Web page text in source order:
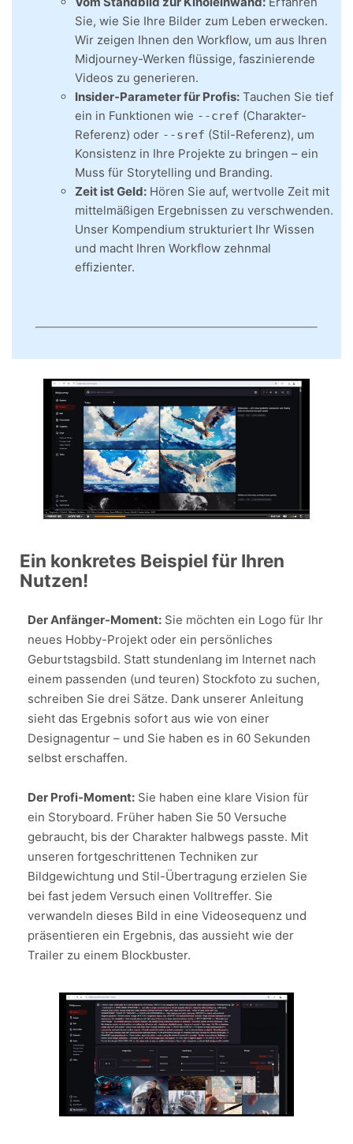
Sie, wie Sie Ihre Bilder zum Leben erwecken.
Wir zeigen Ihnen den Workflow, um aus Ihren
Midjourney-Werken flüssige, faszinierende
Videos zu generieren.
Insider-Parameter für Profis: Tauchen Sie tief
ein in Funktionen wie --cref (Charakter-
Referenz) oder --sref (Stil-Referenz), um
Konsistenz in Ihre Projekte zu bringen – ein
Muss für Storytelling und Branding.
Zeit ist Geld: Hören Sie auf, wertvolle Zeit mit
mittelmäßigen Ergebnissen zu verschwenden.
Unser Kompendium strukturiert Ihr Wissen
und macht Ihren Workflow zehnmal
effizienter.
Ein konkretes Beispiel für Ihren
Nutzen!
Der Anfänger-Moment: Sie möchten ein Logo für Ihr
neues Hobby-Projekt oder ein persönliches
Geburtstagsbild. Statt stundenlang im Internet nach
einem passenden (und teuren) Stockfoto zu suchen,
schreiben Sie drei Sätze. Dank unserer Anleitung
sieht das Ergebnis sofort aus wie von einer
Designagentur – und Sie haben es in 60 Sekunden
selbst erschaffen.
Der Profi-Moment: Sie haben eine klare Vision für
ein Storyboard. Früher haben Sie 50 Versuche
gebraucht, bis der Charakter halbwegs passte. Mit
unseren fortgeschrittenen Techniken zur
Bildgewichtung und Stil-Übertragung erzielen Sie
bei fast jedem Versuch einen Volltreffer. Sie
verwandeln dieses Bild in eine Videosequenz und
präsentieren ein Ergebnis, das aussieht wie der
Trailer zu einem Blockbuster.